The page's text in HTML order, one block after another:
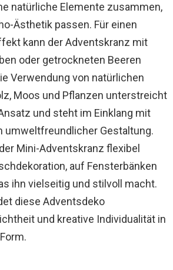
natürliche Elemente zusammen,
Ästhetik passen. Für einen
kann der Adventskranz mit
oder getrockneten Beeren
Verwendung von natürlichen
Moos und Pflanzen unterstreicht
und steht im Einklang mit
umweltfreundlicher Gestaltung.
Mini-Adventskranz flexibel
auf Fensterbänken
ihn vielseitig und stilvoll macht.
diese Adventsdeko
und kreative Individualität in